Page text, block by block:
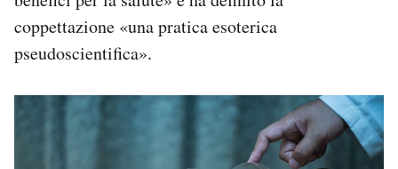
coppettazione «una pratica esoterica
pseudoscientifica».